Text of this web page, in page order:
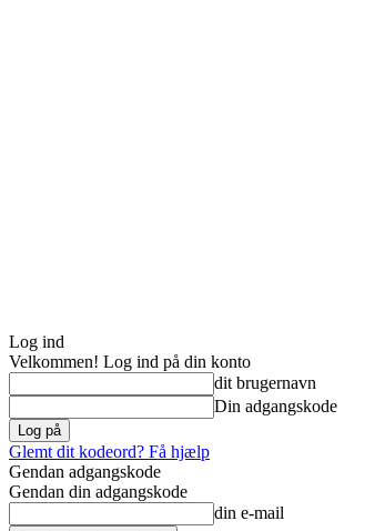
Log ind
Velkommen! Log ind på din konto
dit brugernavn
Din adgangskode
Glemt dit kodeord? Få hjælp
Gendan adgangskode
Gendan din adgangskode
din e-mail